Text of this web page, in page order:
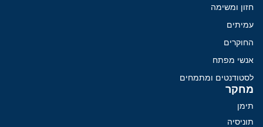
חזון ומשימה
עמיתים
החוקרים
אנשי מפתח
לסטודנטים ומתמחים
מחקר
תימן
תוניסיה